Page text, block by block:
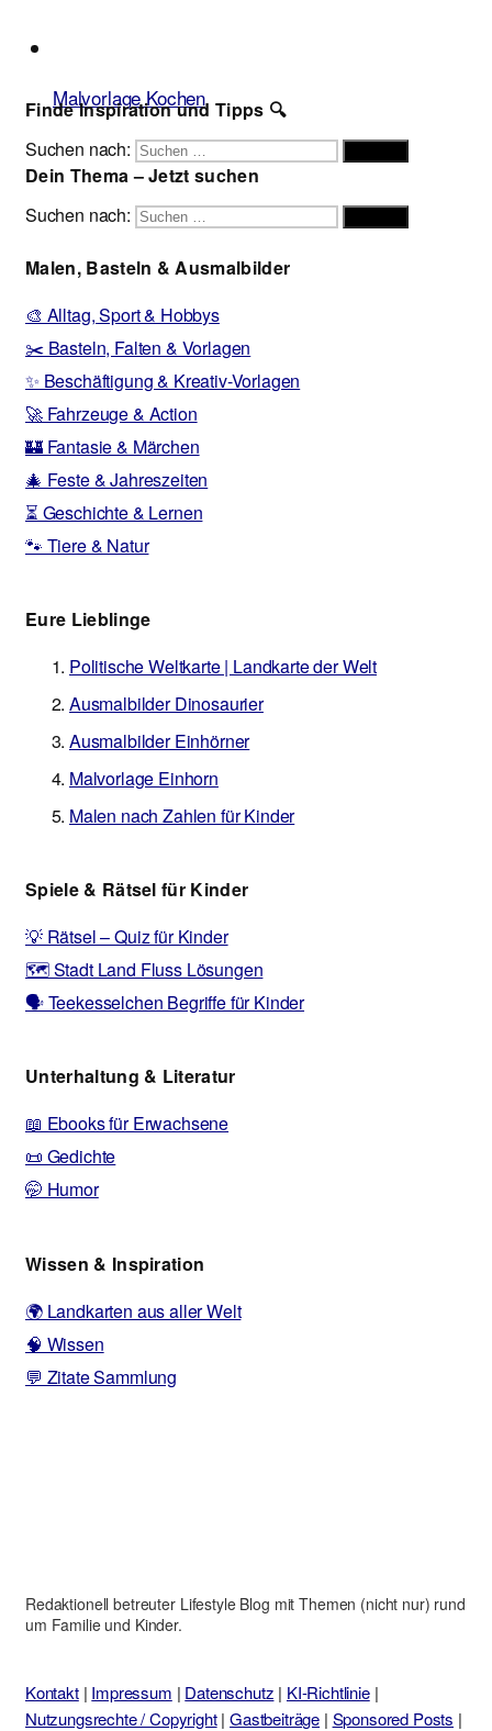
Malvorlage Kochen
Finde Inspiration und Tipps 🔍
Suchen nach:
Dein Thema – Jetzt suchen
Suchen nach:
Malen, Basteln & Ausmalbilder
🎨 Alltag, Sport & Hobbys
✂️ Basteln, Falten & Vorlagen
✨ Beschäftigung & Kreativ-Vorlagen
🚀 Fahrzeuge & Action
🏰 Fantasie & Märchen
🎄 Feste & Jahreszeiten
⏳ Geschichte & Lernen
🐾 Tiere & Natur
Eure Lieblinge
Politische Weltkarte | Landkarte der Welt
Ausmalbilder Dinosaurier
Ausmalbilder Einhörner
Malvorlage Einhorn
Malen nach Zahlen für Kinder
Spiele & Rätsel für Kinder
💡 Rätsel – Quiz für Kinder
🗺️ Stadt Land Fluss Lösungen
🗣️ Teekesselchen Begriffe für Kinder
Unterhaltung & Literatur
📖 Ebooks für Erwachsene
📜 Gedichte
🤭 Humor
Wissen & Inspiration
🌍 Landkarten aus aller Welt
🧠 Wissen
💬 Zitate Sammlung
Redaktionell betreuter Lifestyle Blog mit Themen (nicht nur) rund
um Familie und Kinder.
Kontakt| Impressum | Datenschutz | KI-Richtlinie|
Nutzungsrechte / Copyright|Gastbeiträge | Sponsored Posts |